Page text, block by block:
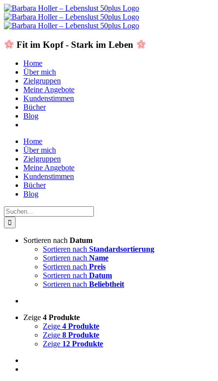
Skip
to
content
Fit im Kopf - Stark im Leben
Home
Über mich
Zielgruppen
Meine Angebote
Kundenstimmen
Bücher
Blog
Home
Über mich
Zielgruppen
Meine Angebote
Kundenstimmen
Bücher
Blog
Suche
nach:
Sortieren nach Datum
Sortieren nach Standardsortierung
Sortieren nach Name
Sortieren nach Preis
Sortieren nach Datum
Sortieren nach Beliebtheit
Zeige 4 Produkte
Zeige 4 Produkte
Zeige 8 Produkte
Zeige 12 Produkte